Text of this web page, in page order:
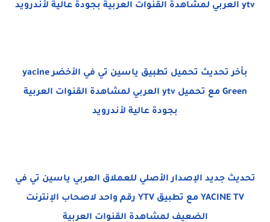
ytv العربي لمشاهدة القنوات العربية بجودة عالية لأندرويد
بأخر تحديث تحميل تطبيق ياسين تي في الأخضر yacine
Green مع تحميل ytv العربي لمشاهدة القنوات العربية
بجودة عالية لأندرويد
تحديث جديد الإصدار الأصلي للعملاق العربي ياسين تي في
YACINE TV مع تطبيق YTV رقم واحد لاصحاب الإنترنت
الضعيف لمشاهدة القنوات العربية